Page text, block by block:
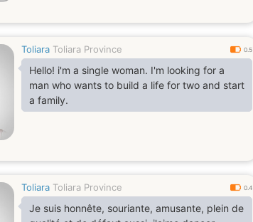
Toliara Toliara Province 0.5
Hello! i'm a single woman. I'm looking for a
man who wants to build a life for two and start
a family.
Toliara Toliara Province 0.4
Je suis honnête, souriante, amusante, plein de